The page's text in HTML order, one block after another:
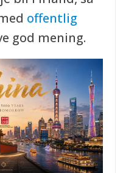
offentlig
god mening.